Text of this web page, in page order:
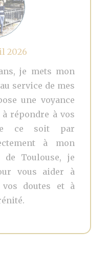
2026
je mets mon
service de mes
une voyance
répondre à vos
ce soit par
à mon
de Toulouse, je
vous aider à
doutes et à